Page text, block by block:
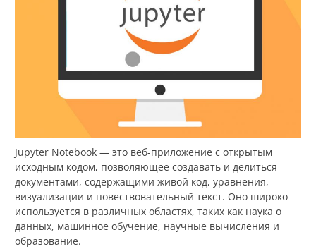
Jupyter Notebook — это веб-приложение с открытым
исходным кодом, позволяющее создавать и делиться
документами, содержащими живой код, уравнения,
визуализации и повествовательный текст. Оно широко
используется в различных областях, таких как наука о
данных, машинное обучение, научные вычисления и
образование.